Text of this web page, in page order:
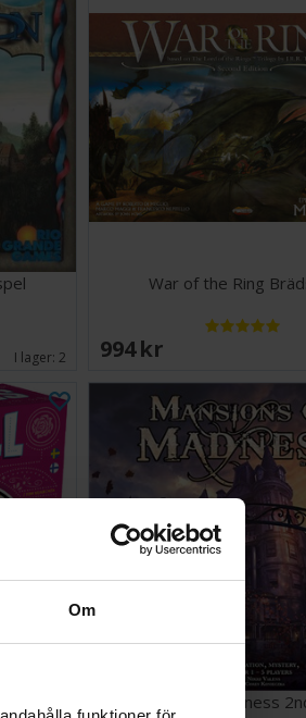
Om
I lager:2
War of the Ring
994 SEK
Mansions of Madness